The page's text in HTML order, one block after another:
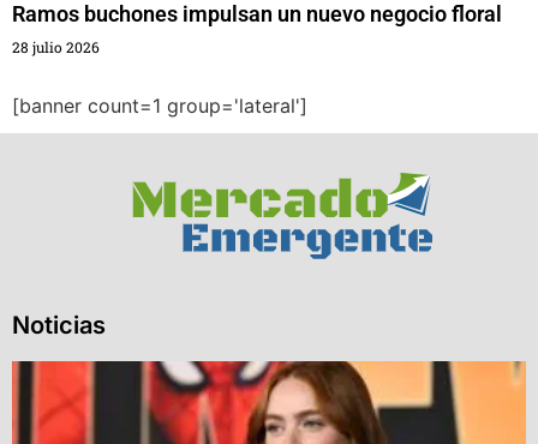
Ramos buchones impulsan un nuevo negocio floral
28 julio 2026
[banner count=1 group='lateral']
Noticias